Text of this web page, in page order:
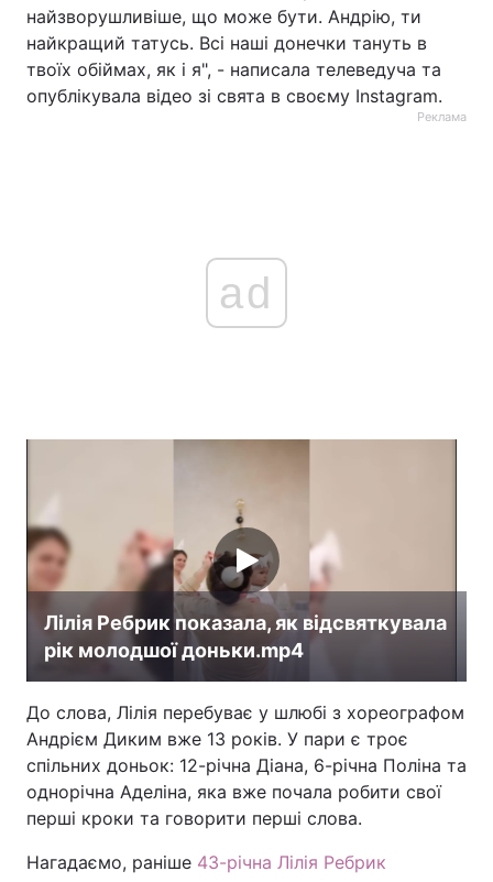
найзворушливіше, що може бути. Андрію, ти
найкращий татусь. Всі наші донечки тануть в
твоїх обіймах, як і я", - написала телеведуча та
опублікувала відео зі свята в своєму Instagram.
Реклама
ad
Лілія Ребрик показала, як відсвяткувала
рік молодшої доньки.mp4
До слова, Лілія перебуває у шлюбі з хореографом
Андрієм Диким вже 13 років. У пари є троє
спільних доньок: 12-річна Діана, 6-річна Поліна та
однорічна Аделіна, яка вже почала робити свої
перші кроки та говорити перші слова.
Нагадаємо, раніше 43-річна Лілія Ребрик